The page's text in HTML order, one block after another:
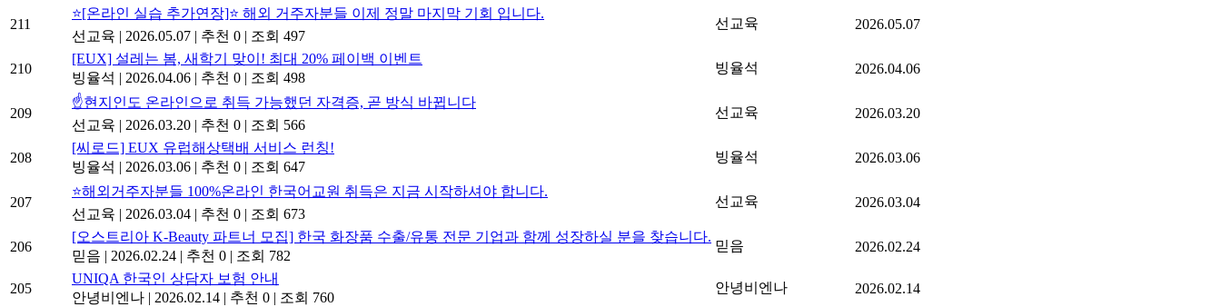
211
⭐[온라인 실습 추가연장]⭐ 해외 거주자분들 이제 정말 마지막 기회 입니다.
선교육
2026.05.07 추천 0 조회 497
선교육 2026.05.07
210
[EUX] 설레는 봄, 새학기 맞이! 최대 20% 페이백 이벤트
빙율석
2026.04.06 추천 0 조회 498
빙율석 2026.04.06
209
☝️현지인도 온라인으로 취득 가능했던 자격증, 곧 방식 바뀝니다
선교육
2026.03.20 추천 0 조회 566
선교육 2026.03.20
208
[씨로드] EUX 유럽해상택배 서비스 런칭!
빙율석
2026.03.06 추천 0 조회 647
빙율석 2026.03.06
207
⭐해외거주자분들 100%온라인 한국어교원 취득은 지금 시작하셔야 합니다.
선교육
2026.03.04 추천 0 조회 673
선교육 2026.03.04
206
[오스트리아 K-Beauty 파트너 모집] 한국 화장품 수출/유통 전문 기업과 함께 성장하실 분을 찾습니다.
믿음
2026.02.24 추천 0 조회 782
믿음 2026.02.24
205
UNIQA 한국인 상담자 보험 안내
안녕비엔나
2026.02.14 추천 0 조회 760
안녕비엔나 2026.02.14